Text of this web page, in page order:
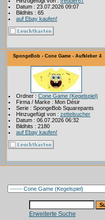
Datum : 23.07.2026 09:07
Bildhits : 65
auf Ebay kaufen!
SpongeBob - Cone Game - Aufkleber 4
Ordner : Cone Game (Kegelspiel)
Firma / Marke : Mon Désir
Serie : SpongeBob Squarepants
Hinzugefügt von : zettelsucher
Datum : 06.07.2026 06:32
Bildhits : 2180
auf Ebay kaufen!
Erweiterte Suche